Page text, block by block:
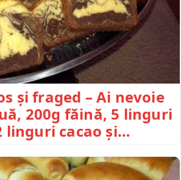
și fraged – Ai nevoie
200g făină, 5 linguri
linguri cacao și…